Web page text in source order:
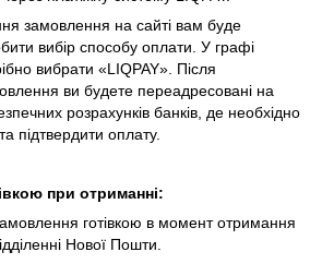
замовлення на сайті вам буде
вибір способу оплати. У графі
вибрати «LIQPAY». Після
ви будете переадресовані на
розрахунків банків, де необхідно
підтвердити оплату.
при отриманні:
готівкою в момент отримання
Нової Пошти.